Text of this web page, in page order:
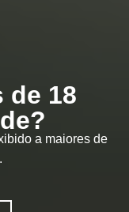
de 18
a maiores de